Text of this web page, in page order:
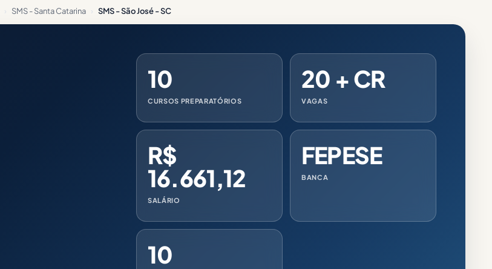
› SMS - Santa Catarina › SMS - São José - SC
10
CURSOS PREPARATÓRIOS
20 + CR
VAGAS
R$
16.661,12
SALÁRIO
FEPESE
BANCA
10